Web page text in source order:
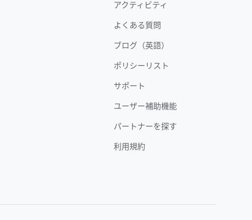
アクティビティ
よくある質問
ブログ（英語）
ポリシーリスト
サポート
ユーザー補助機能
パートナーを探す
利用規約